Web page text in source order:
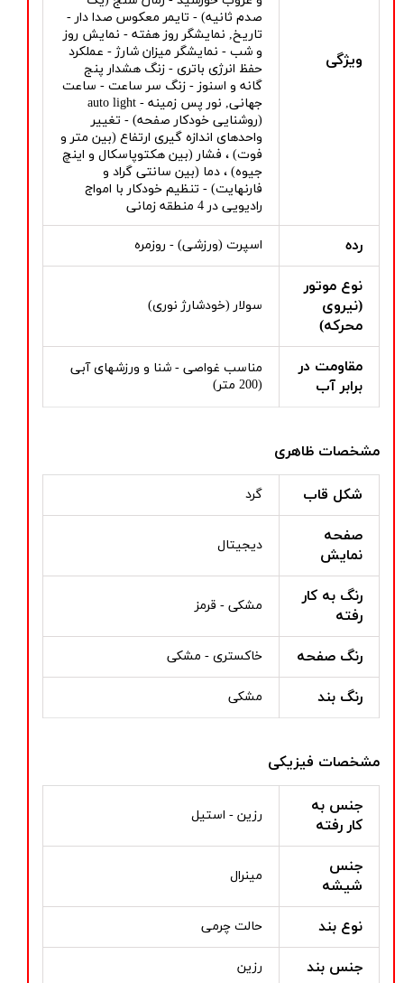
ویژگی
صدم ثانیه) - تایمر معکوس صدا دار -
تاریخ, نمایشگر روز هفته - نمایش روز
و شب - نمایشگر میزان شارژ - عملکرد
حفظ انرژی باتری - زنگ هشدار پنج
گانه و اسنوز - زنگ سر ساعت - ساعت
جهانی, نور پس زمینه - auto light
(روشنایی خودکار صفحه) - تغییر
واحدهای اندازه گیری ارتفاع (بین متر و
فوت) ، فشار (بین هکتوپاسکال و اینچ
جیوه) ، دما (بین سانتی گراد و
فارنهایت) - تنظیم خودکار با امواج
رادیویی در 4 منطقه زمانی
رده اسپرت (ورزشی) - روزمره
نوع موتور
(نیروی
محرکه)
سولار (خودشارژ نوری)
مقاومت در
برابر آب
مناسب غواصی - شنا و ورزشهای آبی
(200 متر)
مشخصات ظاهری
شکل قاب گرد
صفحه
نمایش
دیجیتال
رنگ به کار
رفته
مشکی - قرمز
رنگ صفحه خاکستری - مشکی
رنگ بند مشکی
مشخصات فیزیکی
جنس به
کار رفته
رزین - استیل
جنس
شیشه
مینرال
نوع بند حالت چرمی
جنس بند رزین